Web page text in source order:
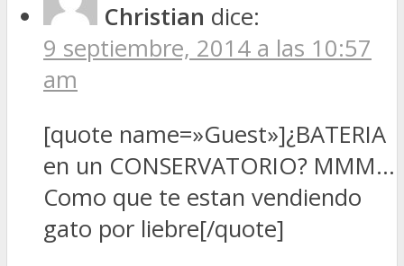
Christian dice:
9 septiembre, 2014 a las 10:57
am
[quote name=»Guest»]¿BATERIA
en un CONSERVATORIO? MMM…
Como que te estan vendiendo
gato por liebre[/quote]